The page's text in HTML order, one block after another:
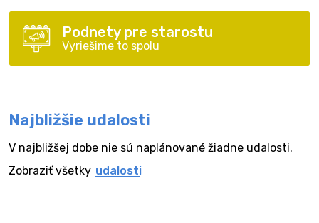
Podnety pre starostu
Vyriešime to spolu
Najbližšie udalosti
V najbližšej dobe nie sú naplánované žiadne udalosti.
Zobraziť všetky udalosti